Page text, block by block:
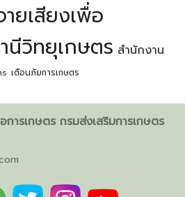
ยเสียงเพื่อ
นีวิทยุเกษตร สำนักงาน
ร เตือนภัยการเกษตร
การเกษตร กรมส่งเสริมการเกษตร